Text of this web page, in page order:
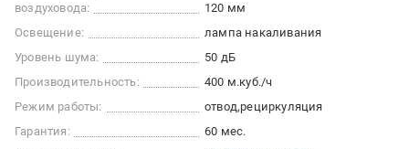
воздуховода:
120 мм
Освещение:
лампа накаливания
Уровень шума:
50 дБ
Производительность:
400 м.куб./ч
Режим работы:
отвод рециркуляция
Гарантия:
60 мес.